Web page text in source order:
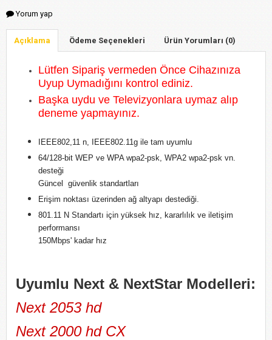
Yorum yap
Açıklama Ödeme Seçenekleri Ürün Yorumları (0)
Lütfen Sipariş vermeden Önce Cihazınıza
Uyup Uymadığını kontrol ediniz.
Başka uydu ve Televizyonlara uymaz alıp
deneme yapmayınız.
IEEE802,11 n, IEEE802.11g ile tam uyumlu
64/128-bit WEP ve WPA wpa2-psk, WPA2 wpa2-psk vn.
desteği
Güncel güvenlik standartları
Erişim noktası üzerinden ağ altyapı destediği.
801.11 N Standartı için yüksek hız, kararlılık ve iletişim
performansı
150Mbps' kadar hız
Uyumlu Next & NextStar Modelleri:
Next 2053 hd
Next 2000 hd CX